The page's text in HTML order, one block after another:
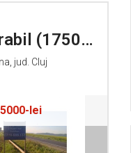
Teren arabil (17500 mp), localitatea Luna, jud. Cluj
jud. Cluj
lei